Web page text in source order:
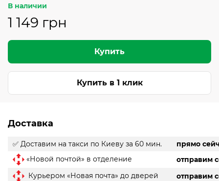
В наличии
1 149 грн
Купить
Купить в 1 клик
Доставка
✅ Доставим на такси по Киеву за 60 мин.
прямо
«Новой почтой» в отделение
отправим
Курьером «Новая почта» до дверей
отправим